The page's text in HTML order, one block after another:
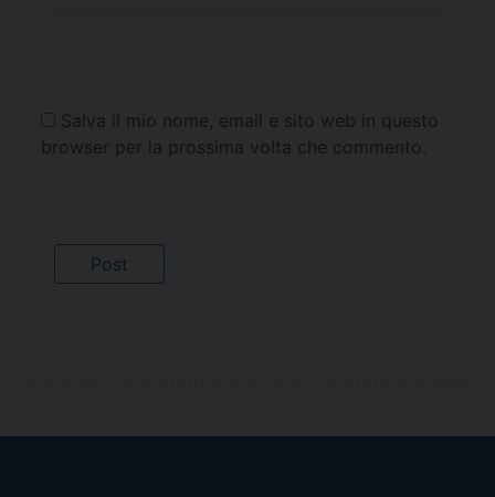
Salva il mio nome, email e sito web in questo
browser per la prossima volta che commento.